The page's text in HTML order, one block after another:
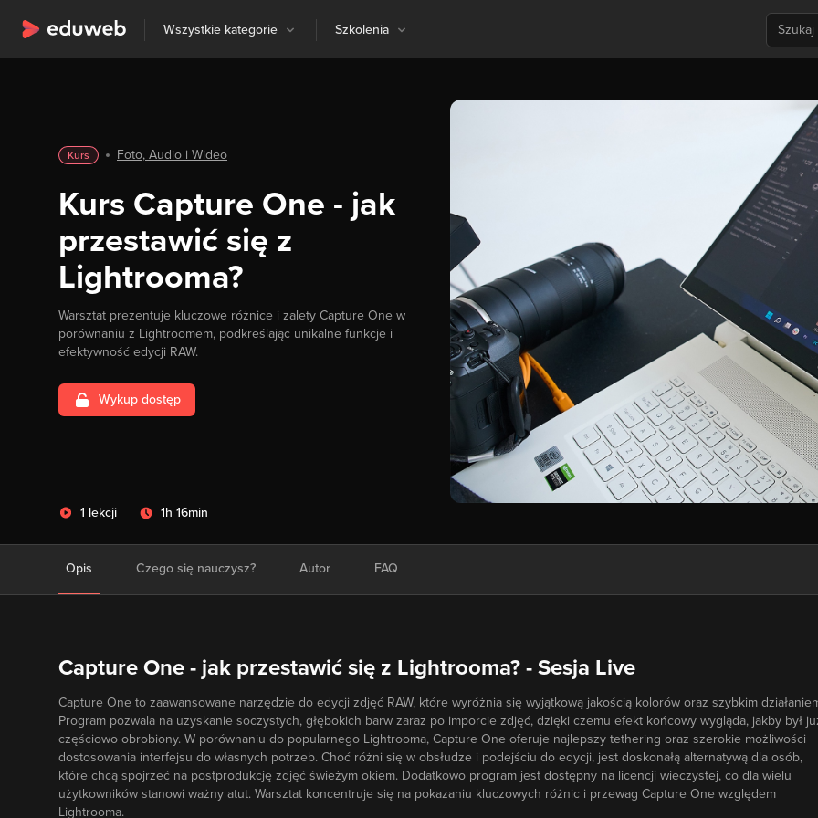
Wszystkie kategorie Szkolenia
Kurs Foto, Audio i Wideo
Kurs Capture One - jak
przestawić się z
Lightrooma?
Warsztat prezentuje kluczowe różnice i zalety Capture One w
porównaniu z Lightroomem, podkreślając unikalne funkcje i
efektywność edycji RAW.
Wykup dostęp
1 lekcji 1h 16min
Opis Czego się nauczysz? Autor FAQ
Capture One - jak przestawić się z Lightrooma? - Sesja Live
Capture One to zaawansowane narzędzie do edycji zdjęć RAW, które wyróżnia się wyjątkową jakością kolorów oraz szybkim
Program pozwala na uzyskanie soczystych, głębokich barw zaraz po imporcie zdjęć, dzięki czemu efekt końcowy wygląda, jakby był
częściowo obrobiony. W porównaniu do popularnego Lightrooma, Capture One oferuje najlepszy tethering oraz szerokie możliwości
dostosowania interfejsu do własnych potrzeb. Choć różni się w obsłudze i podejściu do edycji, jest doskonałą alternatywą dla osób,
które chcą spojrzeć na postprodukcję zdjęć świeżym okiem. Dodatkowo program jest dostępny na licencji wieczystej, co dla wielu
użytkowników stanowi ważny atut. Warsztat koncentruje się na pokazaniu kluczowych różnic i przewag Capture One względem
Lightrooma.